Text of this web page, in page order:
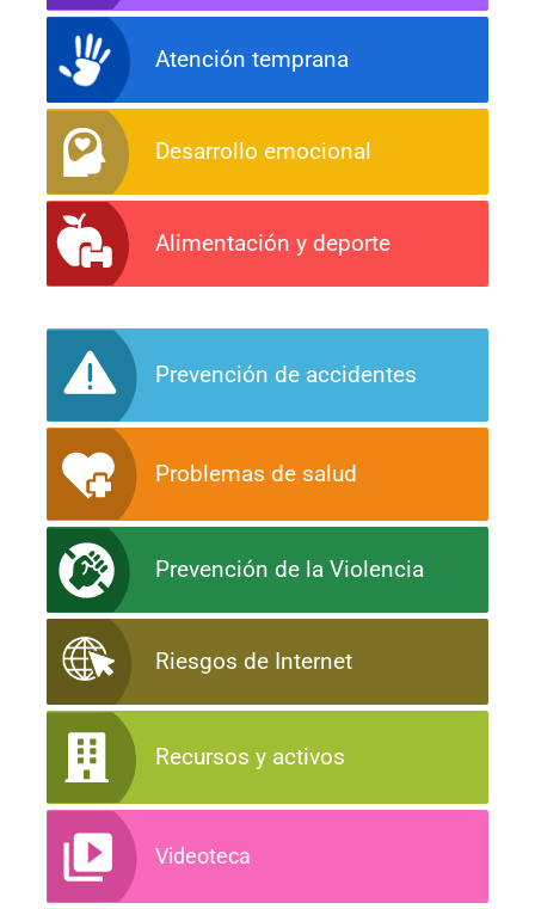
Atención temprana
Desarrollo emocional
Alimentación y deporte
Prevención de accidentes
Problemas de salud
Prevención de la Violencia
Riesgos de Internet
Recursos y activos
Videoteca